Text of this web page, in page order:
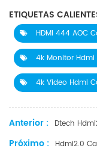
ETIQUETAS
HDMI 444 AOC
4k Monitor
4k Video Hdmi
Anterior : Dtech
Próximo : Hdmi2.0